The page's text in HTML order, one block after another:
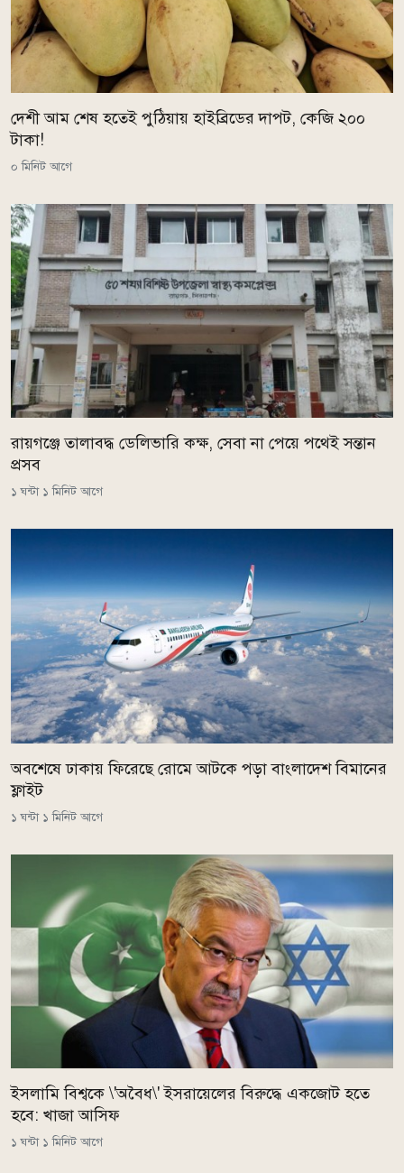
দেশী আম শেষ হতেই পুঠিয়ায় হাইব্রিডের দাপট, কেজি ২০০
টাকা!
০ মিনিট আগে
রায়গঞ্জে তালাবদ্ধ ডেলিভারি কক্ষ, সেবা না পেয়ে পথেই সন্তান
প্রসব
১ ঘন্টা ১ মিনিট আগে
অবশেষে ঢাকায় ফিরেছে রোমে আটকে পড়া বাংলাদেশ বিমানের
ফ্লাইট
১ ঘন্টা ১ মিনিট আগে
ইসলামি বিশ্বকে \'অবৈধ\' ইসরায়েলের বিরুদ্ধে একজোট হতে
হবে: খাজা আসিফ
১ ঘন্টা ১ মিনিট আগে